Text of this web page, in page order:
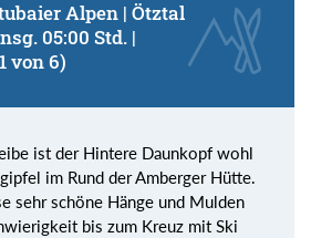
Alpen | Ötztal
05:00 Std. |
von 6)
ist der Hintere Daunkopf wohl
im Rund der Amberger Hütte.
sehr schöne Hänge und Mulden
bis zum Kreuz mit Ski